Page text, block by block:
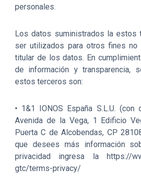
personales.
Los datos suministrados la estos
ser utilizados para otros fines no
titular de los datos. En
de información y transparencia,
estos terceros son:
• 1&1 IONOS España S.L.U.
Avenida de la Vega, 1 Edificio
Puerta C de Alcobendas, CP
que desees más información
privacidad ingresa la https://
gtc/terms-privacy/